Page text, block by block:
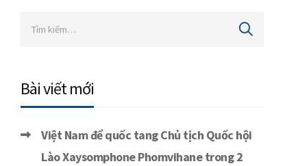
Bài viết mới
Việt Nam để quốc tang Chủ tịch Quốc hội
Lào Xaysomphone Phomvihane trong 2